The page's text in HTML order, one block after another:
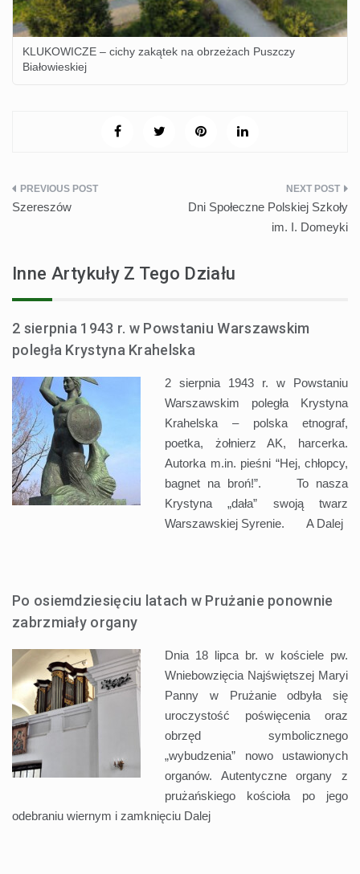
KLUKOWICZE – cichy zakątek na obrzeżach Puszczy
Białowieskiej
Nawigacja
Szereszów
Dni Społeczne Polskiej Szkoły
im. I. Domeyki
Inne Artykuły Z Tego Działu
2 sierpnia 1943 r. w Powstaniu Warszawskim
poległa Krystyna Krahelska
2 sierpnia 1943 r. w Powstaniu
Warszawskim poległa Krystyna
Krahelska – polska etnograf,
poetka, żołnierz AK, harcerka.
Autorka m.in. pieśni “Hej, chłopcy,
bagnet na broń!”. To nasza
Krystyna „dała” swoją twarz
Warszawskiej Syrenie. A Dalej
Po osiemdziesięciu latach w Prużanie ponownie
zabrzmiały organy
Dnia 18 lipca br. w kościele pw.
Wniebowzięcia Najświętszej Maryi
Panny w Prużanie odbyła się
uroczystość poświęcenia oraz
obrzęd symbolicznego
„wybudzenia” nowo ustawionych
organów. Autentyczne organy z
prużańskiego kościoła po jego
odebraniu wiernym i zamknięciu Dalej